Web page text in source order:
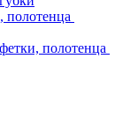
полотенца